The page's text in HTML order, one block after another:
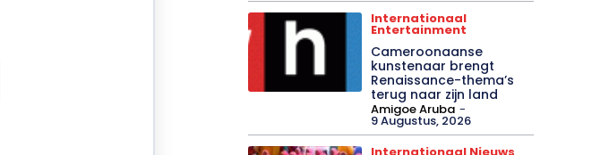
Internationaal
Entertainment
Cameroonaanse
kunstenaar brengt
Renaissance-thema’s
terug naar zijn land
Amigoe Aruba -
9 Augustus, 2026